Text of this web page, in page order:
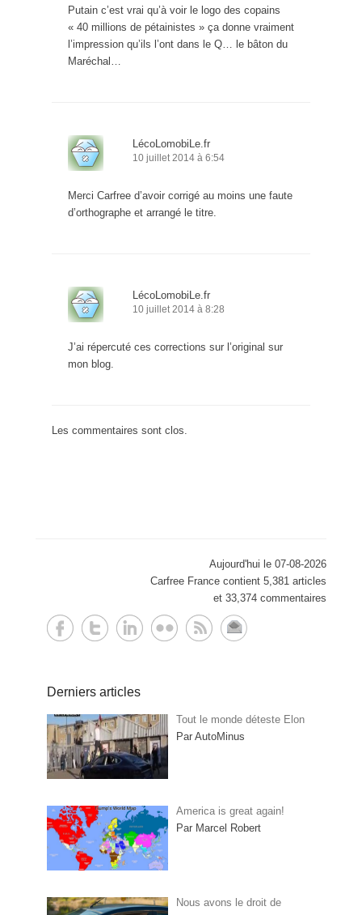
Putain c’est vrai qu’à voir le logo des copains
« 40 millions de pétainistes » ça donne vraiment
l’impression qu’ils l’ont dans le Q… le bâton du
Maréchal…
LécoLomobiLe.fr
10 juillet 2014 à 6:54
Merci Carfree d’avoir corrigé au moins une faute
d’orthographe et arrangé le titre.
LécoLomobiLe.fr
10 juillet 2014 à 8:28
J’ai répercuté ces corrections sur l’original sur
mon blog.
Les commentaires sont clos.
Aujourd'hui le 07-08-2026
Carfree France contient 5,381 articles
et 33,374 commentaires
Derniers articles
Tout le monde déteste Elon
Par AutoMinus
America is great again!
Par Marcel Robert
Nous avons le droit de